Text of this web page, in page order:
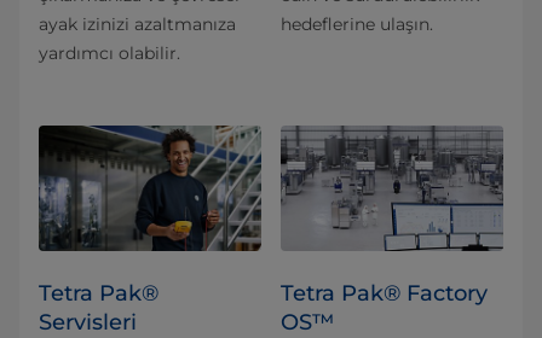
ayak izinizi azaltmanıza
yardımcı olabilir.
hedeflerine ulaşın.
Tetra Pak®
Servisleri
Tetra Pak® Factory
OS™